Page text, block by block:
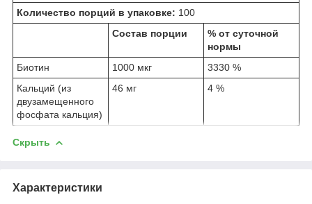
Количество порций в упаковке: 100
Состав порции
% от суточной
нормы
Биотин
1000 мкг
3330 %
Кальций (из
двузамещенного
фосфата кальция)
46 мг 4 %
Скрыть
Характеристики